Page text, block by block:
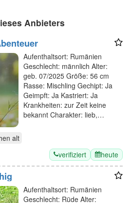
Anbieters
Aufenthaltsort: Rumänien
Geschlecht: männlich Alter:
geb. 07/2025 Größe: 56 cm
Rasse: Mischling Gechipt: Ja
Geimpft: Ja Kastriert: Ja
Krankheiten: zur Zeit keine
bekannt Charakter: lieb,…
alt
verifiziert heute
Aufenthaltsort: Rumänien
Geschlecht: Rüde Alter: